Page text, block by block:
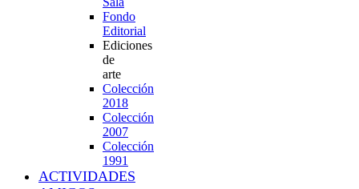
Fondo
Editorial
Ediciones
de
arte
Colección
2018
Colección
2007
Colección
1991
ACTIVIDADES